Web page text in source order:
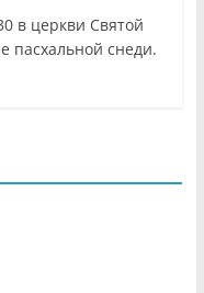
в церкви Святой
пасхальной снеди.